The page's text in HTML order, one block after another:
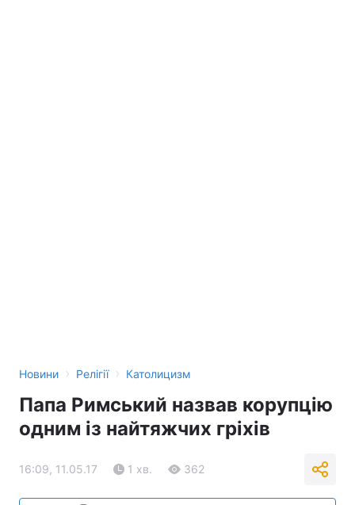
Новини › Релігії › Католицизм
Папа Римський назвав корупцію
одним із найтяжчих гріхів
16:09, 11.05.17 1 хв. 362